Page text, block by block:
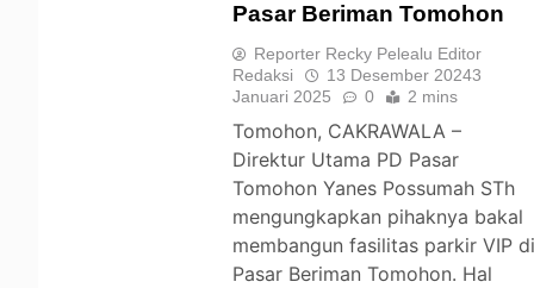
Pasar Beriman Tomohon
Reporter Recky Pelealu Editor
Redaksi
13 Desember 20243
Januari 2025
0 2 mins
Tomohon, CAKRAWALA –
Direktur Utama PD Pasar
Tomohon Yanes Possumah STh
mengungkapkan pihaknya bakal
membangun fasilitas parkir VIP
Pasar Beriman Tomohon. Hal